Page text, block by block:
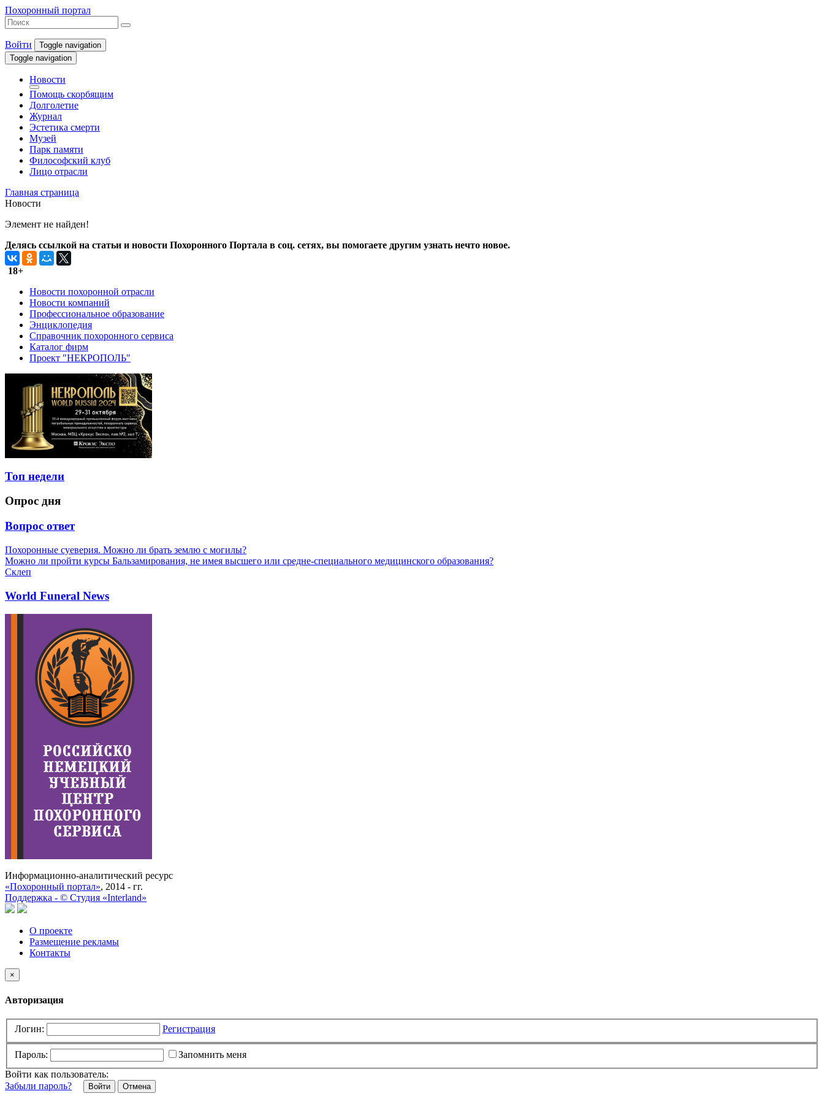
Похоронный портал
Войти
Toggle navigation
Toggle navigation
Новости
Помощь скорбящим
Долголетие
Журнал
Эстетика смерти
Музей
Парк памяти
Философский клуб
Лицо отрасли
Главная страница
Новости
Элемент не найден!
Делясь ссылкой на статьи и новости Похоронного Портала в соц. сетях, вы помогаете другим узнать нечто новое.
18+
Новости похоронной отрасли
Новости компаний
Профессиональное образование
Энциклопедия
Справочник похоронного сервиса
Каталог фирм
Проект "НЕКРОПОЛЬ"
Топ недели
Опрос дня
Вопрос ответ
Похоронные суеверия. Можно ли брать землю с могилы?
Можно ли пройти курсы Бальзамирования, не имея высшего или средне-специального медицинского образования?
Склеп
World Funeral News
Информационно-аналитический ресурс
«Похоронный портал», 2014 - гг.
Поддержка - © Cтудия «Interland»
О проекте
Размещение рекламы
Контакты
×
Авторизация
Логин: Регистрация
Пароль:
Запомнить меня
Войти как пользователь:
Забыли пароль?
Отмена